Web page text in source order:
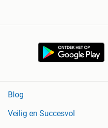
Blog
Veilig en Succesvol